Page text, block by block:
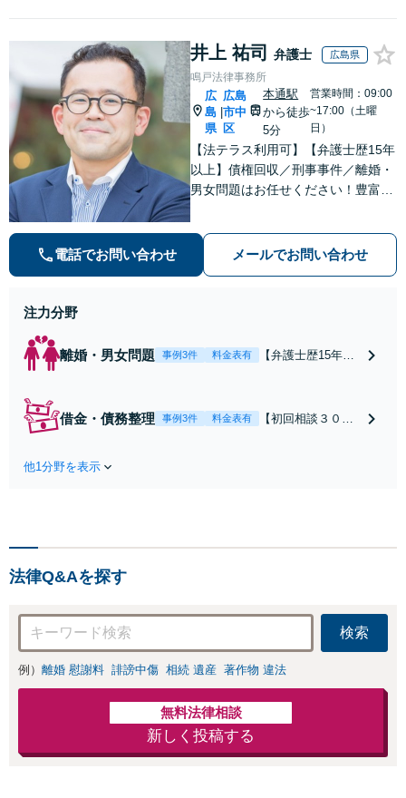
井上 祐司 弁護士 広島県
鳴戸法律事務所
広
島
県
広島
市中
区
本通駅
から徒歩
5分
営業時間：09:00
~17:00（土曜
日）
【法テラス利用可】【弁護士歴15年
以上】債権回収／刑事事件／離婚・
男女問題はお任せください！豊富な
【子連れ相談】【完全個室相談】
【休日・夜間対応可】【本通駅5
電話でお問い合わせ メールでお問い合わせ
注力分野
離婚・男女問題 事例3件 料金表有
【弁護士歴15年以
家や住宅ローンを
借金・債務整理 事例3件 料金表有
【初回相談３０分
任意整理・個人再
をご説明し、より
良い解決を目指し
ます。
他1分野を表示
法律Q&Aを探す
検索
例） 離婚 慰謝料 誹謗中傷 相続 遺産 著作物 違法
無料法律相談
新しく投稿する